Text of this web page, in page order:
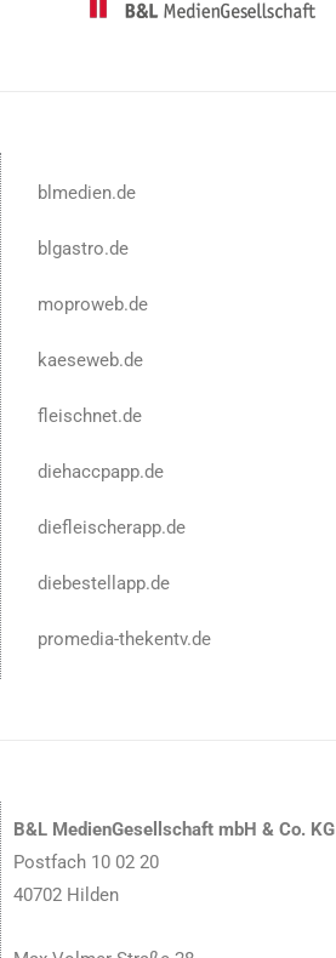
blmedien.de
blgastro.de
moproweb.de
kaeseweb.de
fleischnet.de
diehaccpapp.de
diefleischerapp.de
diebestellapp.de
promedia-thekentv.de
B&L MedienGesellschaft mbH & Co. KG
Postfach 10 02 20
40702 Hilden